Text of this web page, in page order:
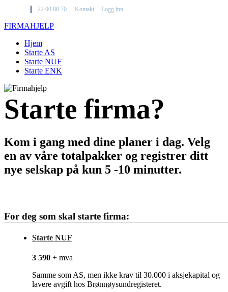
22 00 80 70 Kontakt Logg inn
FIRMAHJELP
Hjem
Starte AS
Starte NUF
Starte ENK
Starte firma?
Kom i gang med dine planer i dag. Velg
en av våre totalpakker og registrer ditt
nye selskap på kun 5 -10 minutter.
For deg som skal starte firma:
Starte NUF
3 590 + mva
Samme som AS, men ikke krav til 30.000 i aksjekapital og
lavere avgift hos Brønnøysundregisteret.